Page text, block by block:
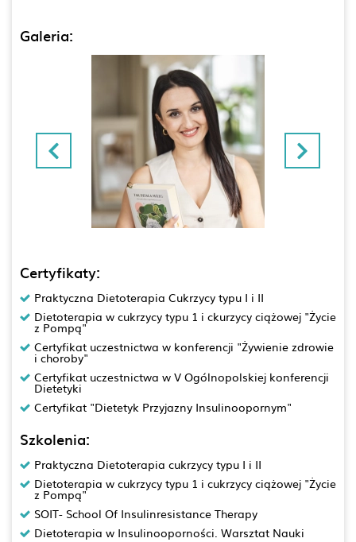
Galeria:
Certyfikaty:
Praktyczna Dietoterapia Cukrzycy typu I i II
Dietoterapia w cukrzycy typu 1 i ckurzycy ciążowej "Życie
z Pompą"
Certyfikat uczestnictwa w konferencji "Żywienie zdrowie
i choroby"
Certyfikat uczestnictwa w V Ogólnopolskiej konferencji
Dietetyki
Certyfikat "Dietetyk Przyjazny Insulinoopornym"
Szkolenia:
Praktyczna Dietoterapia cukrzycy typu I i II
Dietoterapia w cukrzycy typu 1 i cukrzycy ciążowej "Życie
z Pompą"
SOIT- School Of Insulinresistance Therapy
Dietoterapia w Insulinooporności. Warsztat Nauki